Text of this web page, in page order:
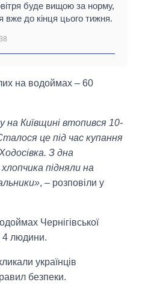
буде вищою за норму,
вже до кінця цього тижня.
на водоймах – 60
на Київщині втопився 10-
це під час купання
З дна
підняли на
, – розповіли у
Чернігівської
4 людини.
українців
безпеки.